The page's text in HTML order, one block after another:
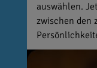
auswählen.
zwischen den